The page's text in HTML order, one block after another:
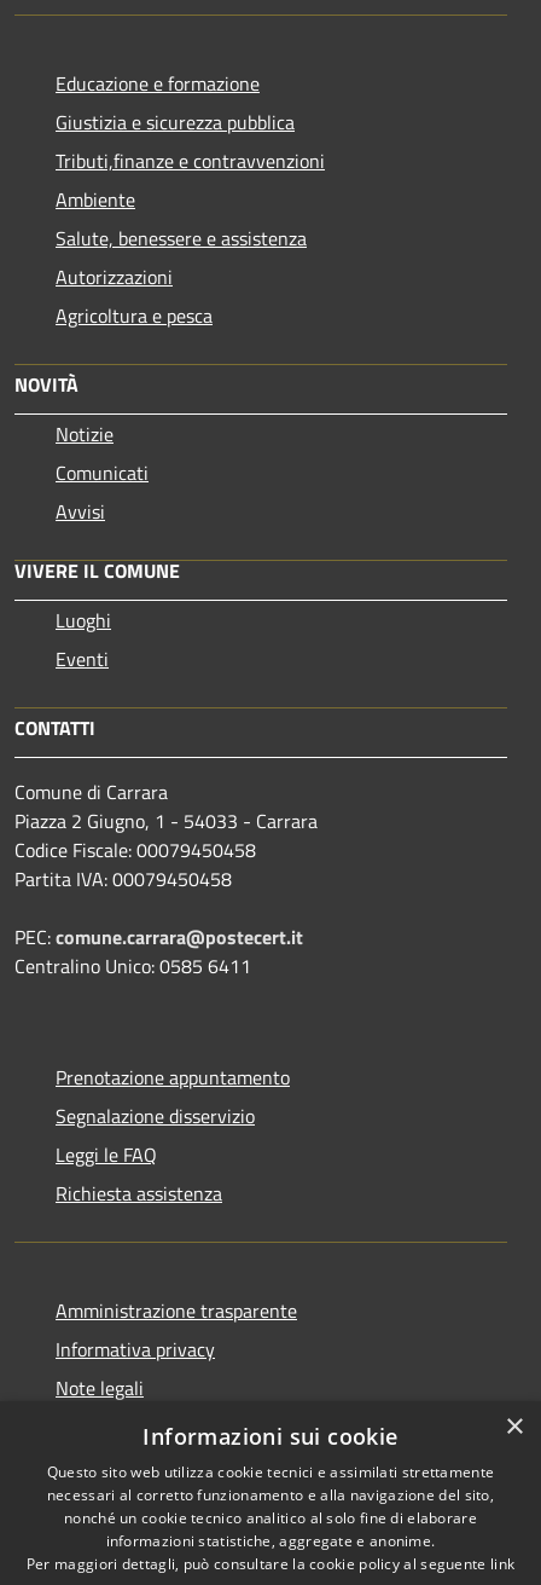
Educazione e formazione
Giustizia e sicurezza pubblica
Tributi,finanze e contravvenzioni
Ambiente
Salute, benessere e assistenza
Autorizzazioni
Agricoltura e pesca
NOVITÀ
Notizie
Comunicati
Avvisi
VIVERE IL COMUNE
Luoghi
Eventi
CONTATTI
Comune di Carrara
Piazza 2 Giugno, 1 - 54033 - Carrara
Codice Fiscale: 00079450458
Partita IVA: 00079450458
PEC:comune.carrara@postecert.it
Centralino Unico: 0585 6411
Prenotazione appuntamento
Segnalazione disservizio
Leggi le FAQ
Richiesta assistenza
Amministrazione trasparente
Informativa privacy
Note legali
Dichiarazione di accessibilità
Accessibilità
Copyright © 2026 • Comune di
Carrara • Powered by
×
Informazioni sui cookie
Questo sito web utilizza cookie tecnici e assimilati strettamente
necessari al corretto funzionamento e alla navigazione del sito,
nonché un cookie tecnico analitico al solo fine di elaborare
informazioni statistiche, aggregate e anonime.
Per maggiori dettagli, può consultare la cookie policy al seguente link